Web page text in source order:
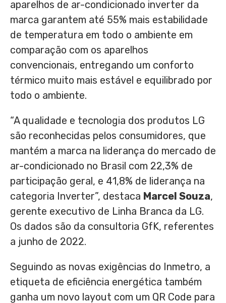
aparelhos de ar-condicionado inverter da
marca garantem até 55% mais estabilidade
de temperatura em todo o ambiente em
comparação com os aparelhos
convencionais, entregando um conforto
térmico muito mais estável e equilibrado por
todo o ambiente.
“A qualidade e tecnologia dos produtos LG
são reconhecidas pelos consumidores, que
mantém a marca na liderança do mercado de
ar-condicionado no Brasil com 22,3% de
participação geral, e 41,8% de liderança na
categoria Inverter”, destaca Marcel Souza,
gerente executivo de Linha Branca da LG.
Os dados são da consultoria GfK, referentes
a junho de 2022.
Seguindo as novas exigências do Inmetro, a
etiqueta de eficiência energética também
ganha um novo layout com um QR Code para